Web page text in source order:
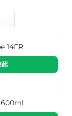
14FR
起
600ml